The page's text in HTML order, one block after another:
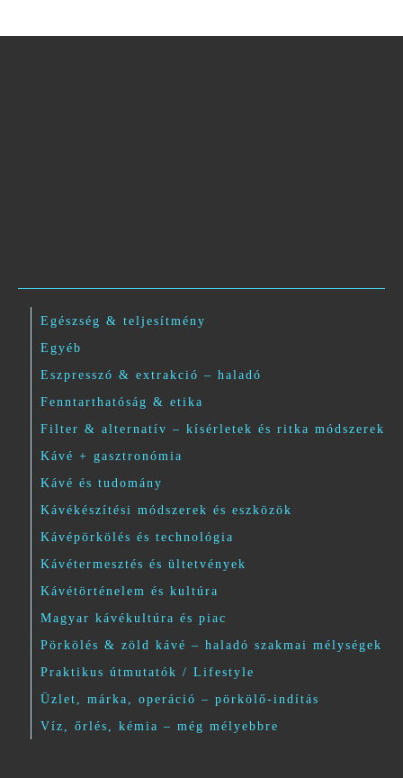
Egészség & teljesítmény
Egyéb
Eszpresszó & extrakció – haladó
Fenntarthatóság & etika
Filter & alternatív – kísérletek és ritka módszerek
Kávé + gasztronómia
Kávé és tudomány
Kávékészítési módszerek és eszközök
Kávépörkölés és technológia
Kávétermesztés és ültetvények
Kávétörténelem és kultúra
Magyar kávékultúra és piac
Pörkölés & zöld kávé – haladó szakmai mélységek
Praktikus útmutatók / Lifestyle
Üzlet, márka, operáció – pörkölő-indítás
Víz, őrlés, kémia – még mélyebbre